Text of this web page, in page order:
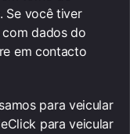
Se você tiver
dados do
em contacto
para veicular
para veicular